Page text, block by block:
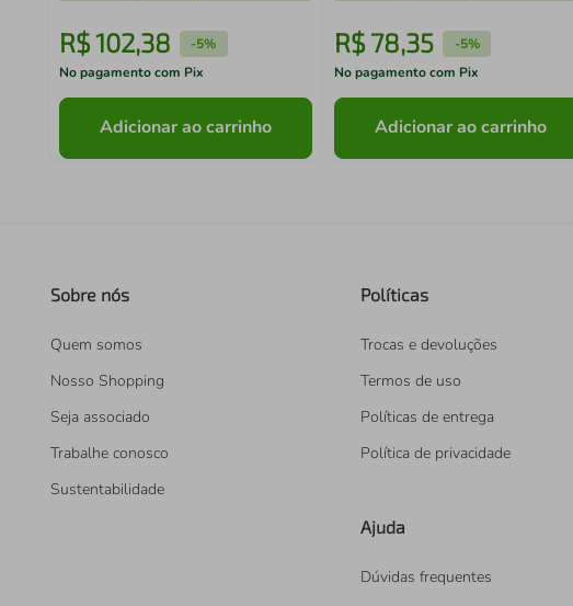
R$102,38 -5%
No pagamento com Pix
Adicionar ao carrinho
R$ 78,35 -5%
No pagamento com Pix
Adicionar ao carrinho
Sobre nós
Quem somos
Nosso Shopping
Seja associado
Trabalhe conosco
Sustentabilidade
Políticas
Trocas e devoluções
Termos de uso
Políticas de entrega
Política de privacidade
Ajuda
Dúvidas frequentes